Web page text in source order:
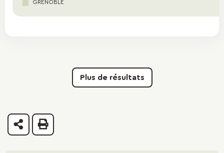
GRENOBLE
Plus de résultats
PartagerImprimer